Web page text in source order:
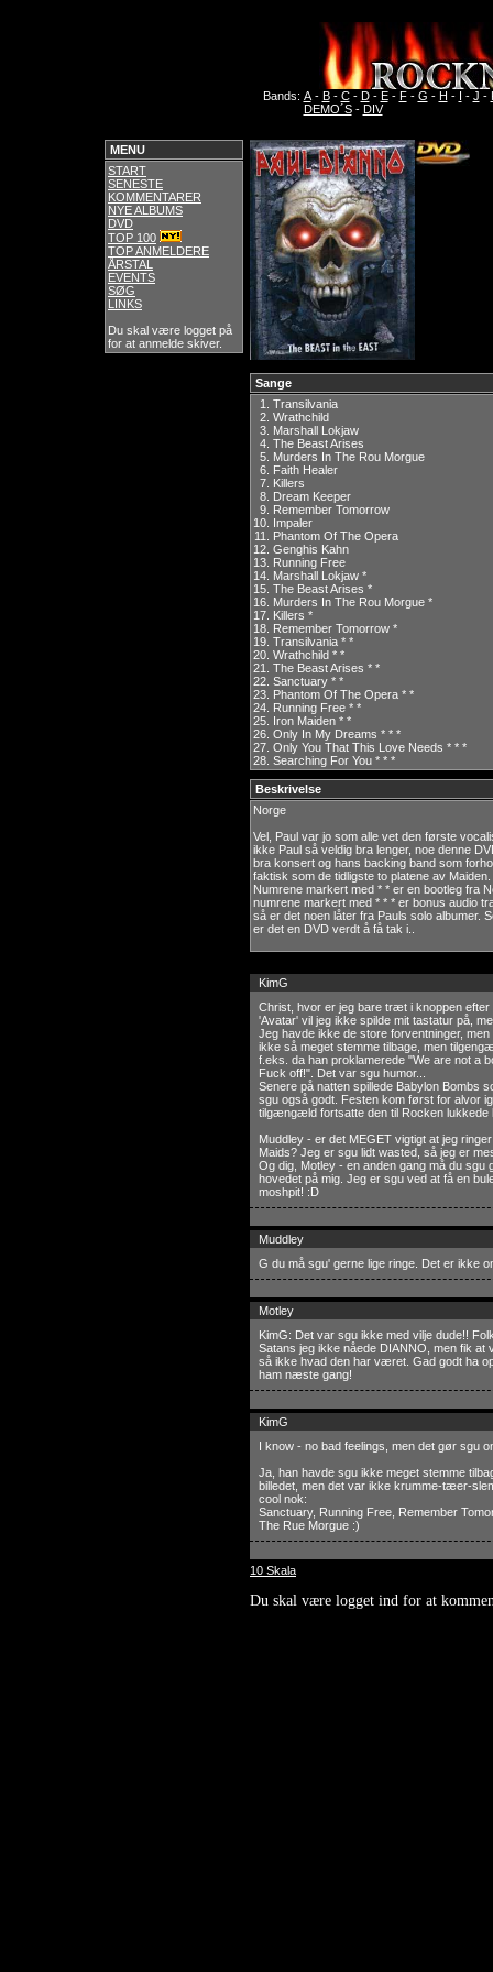
Bands: A- B- C- D- E- F- G - H - I - J -
DEMO´S- DIV
MENU
START
SENESTE
KOMMENTARER
NYE ALBUMS
DVD
TOP 100
TOP ANMELDERE
ÅRSTAL
EVENTS
SØG
LINKS
Du skal være logget på
for at anmelde skiver.
Sange
1. Transilvania
2. Wrathchild
3. Marshall Lokjaw
4. The Beast Arises
5. Murders In The Rou Morgue
6. Faith Healer
7. Killers
8. Dream Keeper
9. Remember Tomorrow
10. Impaler
11. Phantom Of The Opera
12. Genghis Kahn
13. Running Free
14. Marshall Lokjaw *
15. The Beast Arises *
16. Murders In The Rou Morgue *
17. Killers *
18. Remember Tomorrow *
19. Transilvania * *
20. Wrathchild * *
21. The Beast Arises * *
22. Sanctuary * *
23. Phantom Of The Opera * *
24. Running Free * *
25. Iron Maiden * *
26. Only In My Dreams * * *
27. Only You That This Love Needs * * *
28. Searching For You * * *
Beskrivelse
Norge
Vel, Paul var jo som alle vet den første
ikke Paul så veldig bra lenger, noe denne
bra konsert og hans backing band som
faktisk som de tidligste to platene av
Numrene markert med * * er en bootleg fra
numrene markert med * * * er bonus audio
så er det noen låter fra Pauls solo albumer.
er det en DVD verdt å få tak i..
KimG
Christ, hvor er jeg bare træt i knoppen
'Avatar' vil jeg ikke spilde mit tastatur på,
Jeg havde ikke de store forventninger,
ikke så meget stemme tilbage, men
f.eks. da han proklamerede "We are not a
Fuck off!". Det var sgu humor...
Senere på natten spillede Babylon Bombs
sgu også godt. Festen kom først for alvor
tilgængæld fortsatte den til Rocken lukkede
Muddley - er det MEGET vigtigt at jeg
Maids? Jeg er sgu lidt wasted, så jeg er
Og dig, Motley - en anden gang må du
hovedet på mig. Jeg er sgu ved at få en
moshpit! :D
Muddley
G du må sgu' gerne lige ringe. Det er ikke
Motley
KimG: Det var sgu ikke med vilje dude!!
Satans jeg ikke nåede DIANNO, men fik at
så ikke hvad den har været. Gad godt ha
ham næste gang!
KimG
I know - no bad feelings, men det gør sgu
Ja, han havde sgu ikke meget stemme
billedet, men det var ikke krumme-tæer-
cool nok:
Sanctuary, Running Free, Remember
The Rue Morgue :)
10 Skala
Du skal være logget ind for at